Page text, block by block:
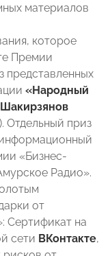
материалов
которое
Премии
представленных
«Народный
Отдельный приз
«Бизнес-
Радио».
от
Сертификат на
сети ВКонтакте,